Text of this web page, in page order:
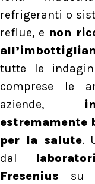
refrigeranti o
reflue, e non
tutte le
comprese le
aziende,
estremamente
per la salute.
dal
Fresenius su